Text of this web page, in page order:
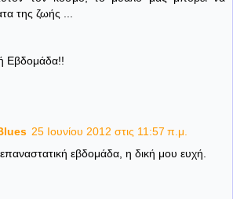
της ζωής ...
Εβδομάδα!!
25 Ιουνίου 2012 στις 11:57 π.μ.
επαναστατική εβδομάδα, η δική μου ευχή.